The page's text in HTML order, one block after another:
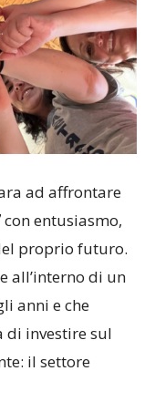
ad affrontare
con entusiasmo,
proprio futuro.
all’interno di un
anni e che
di investire sul
il settore